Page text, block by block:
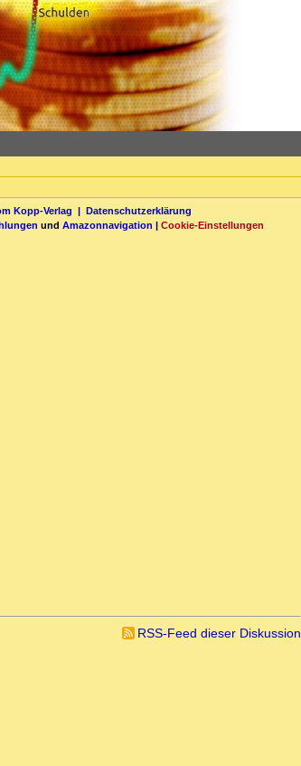
Kopp-Verlag | Datenschutzerklärung
und Amazonnavigation | Cookie-Einstellungen
RSS-Feed dieser Diskussion